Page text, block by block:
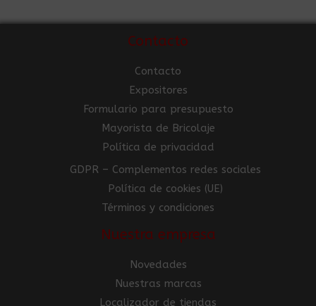
Contacto
Contacto
Expositores
Formulario para presupuesto
Mayorista de Bricolaje
Política de privacidad
GDPR – Complementos redes sociales
Política de cookies (UE)
Términos y condiciones
Nuestra empresa
Novedades
Nuestras marcas
Localizador de tiendas